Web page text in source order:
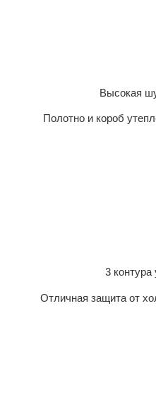
Высокая
Полотно и короб
3 контура
Отличная защита от